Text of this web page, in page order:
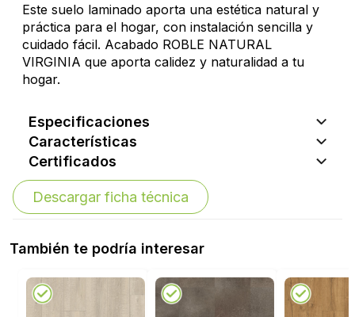
Este suelo laminado aporta una estética natural y
práctica para el hogar, con instalación sencilla y
cuidado fácil. Acabado ROBLE NATURAL
VIRGINIA que aporta calidez y naturalidad a tu
hogar.
Especificaciones
Características
Certificados
Descargar ficha técnica
También te podría interesar